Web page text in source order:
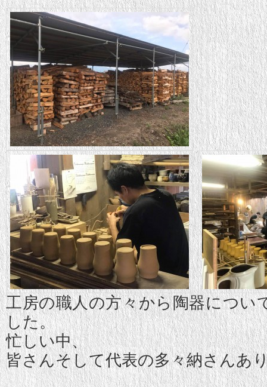
工房の職人の方々から陶器につい
した。
忙しい中、
皆さんそして代表の多々納さんあ